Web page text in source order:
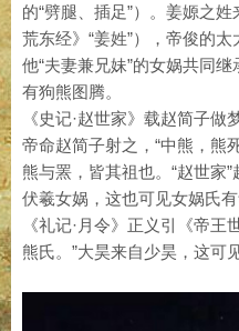
的“劈腿、插足”）。姜嫄之
荒东经》“姜姓”），帝俊的
他“夫妻兼兄妹”的女娲共同
有狗熊图腾。
《史记·赵世家》载赵简子做
帝命赵简子射之，“中熊，熊
熊与罴，皆其祖也。“赵世家
伏羲女娲，这也可见女娲氏有
《礼记·月令》正义引《帝
熊氏。”大昊来自少昊，这可